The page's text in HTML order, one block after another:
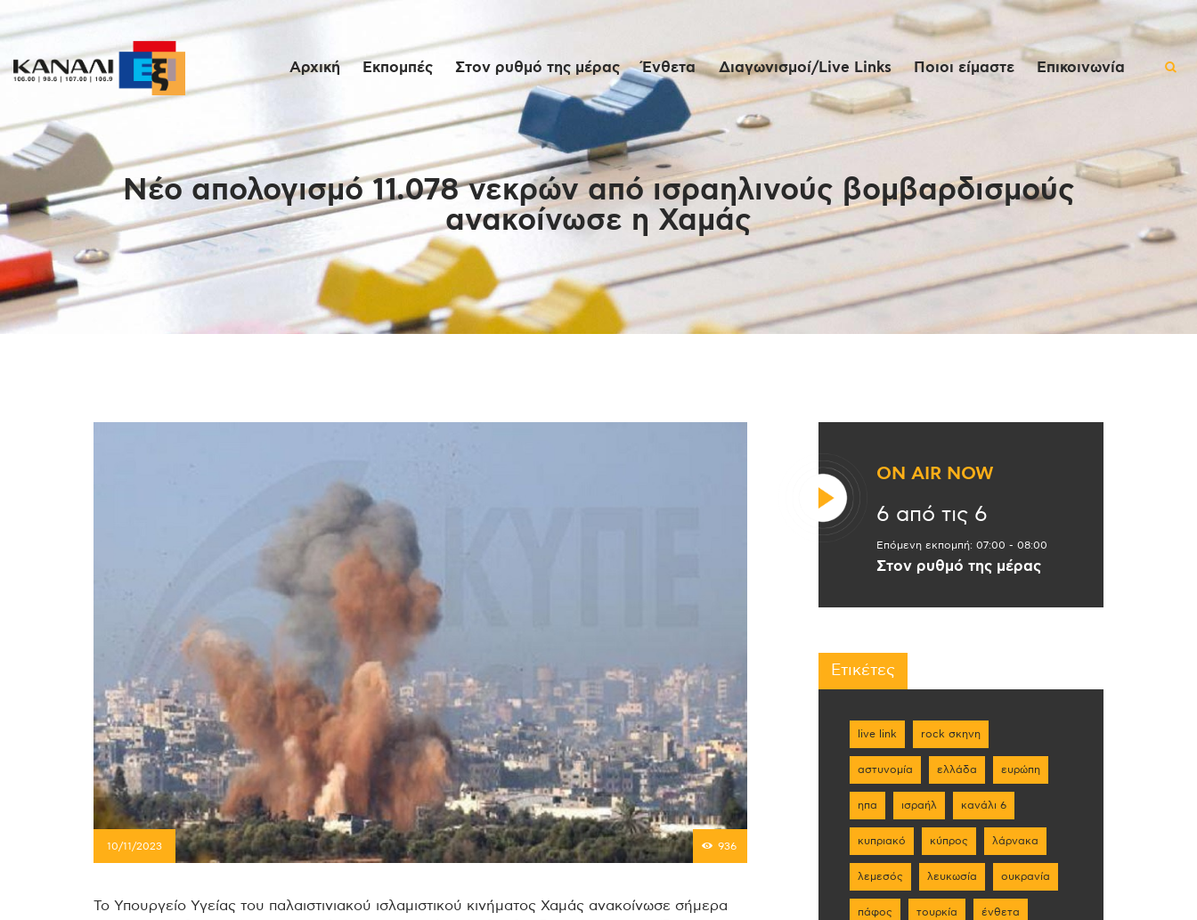
Αρχική Εκπομπές Στον ρυθμό της μέρας Ένθετα Διαγωνισμοί/Live Links Ποιοι είμαστε Επικοινωνία
Nέο απολογισμό 11.078 νεκρών από ισραηλινούς βομβαρδισμούς
ανακοίνωσε η Χαμάς
Αρχική
Εκπομπές
Στον ρυθμό της
μέρας
Ένθετα
Διαγωνισμοί/Live
Links
Επικοινωνία
10/11/2023 936
Το Υπουργείο Υγείας του παλαιστινιακού ισλαμιστικού κινήματος Χαμάς ανακοίνωσε σήμερα
ON AIR NOW
6 από τις 6
Επόμενη εκπομπή: 07:00 - 08:00
Στον ρυθμό της μέρας
Ετικέτες
live link rock σκηνη
αστυνομία ελλάδα ευρώπη
ηπα ισραήλ κανάλι 6
κυπριακό κύπρος λάρνακα
λεμεσός λευκωσία ουκρανία
πάφος τουρκία ένθετα